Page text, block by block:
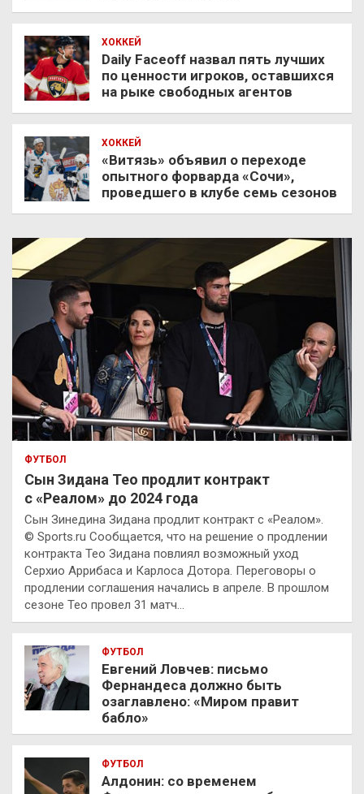
ХОККЕЙ
Daily Faceoff назвал пять лучших
по ценности игроков, оставшихся
на рыке свободных агентов
ХОККЕЙ
«Витязь» объявил о переходе
опытного форварда «Сочи»,
проведшего в клубе семь сезонов
ФУТБОЛ
Сын Зидана Тео продлит контракт
с «Реалом» до 2024 года
Сын Зинедина Зидана продлит контракт с «Реалом».
© Sports.ru Сообщается, что на решение о продлении
контракта Тео Зидана повлиял возможный уход
Серхио Аррибаса и Карлоса Дотора. Переговоры о
продлении соглашения начались в апреле. В прошлом
сезоне Тео провел 31 матч…
ФУТБОЛ
Евгений Ловчев: письмо
Фернандеса должно быть
озаглавлено: «Миром правит
бабло»
ФУТБОЛ
Алдонин: со временем